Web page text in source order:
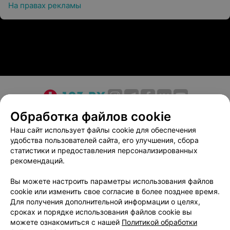
На правах рекламы
О проекте Новости проекта
Размещение рекламы
Медицинский маркетинг
Публичный договор
Пользовательское соглашение
Способы оплаты
Вакансии
Партнеры
Написать в поддержку
Персональные настройки cookie
Обработка персональных данных
Обработка файлов cookie
Наш сайт использует файлы cookie для обеспечения
удобства пользователей сайта, его улучшения, сбора
статистики и предоставления персонализированных
рекомендаций.
Вы можете настроить параметры использования файлов
cookie или изменить свое согласие в более позднее время.
Для получения дополнительной информации о целях,
сроках и порядке использования файлов cookie вы
можете ознакомиться с нашей Политикой обработки